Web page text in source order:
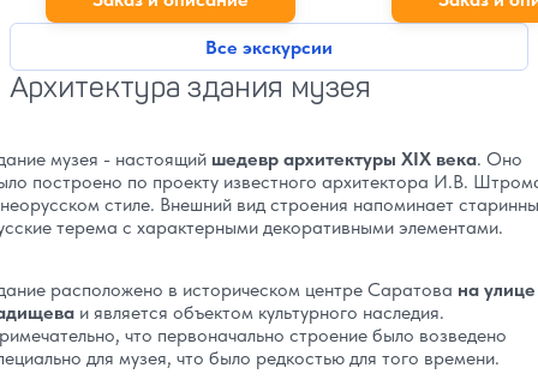
Все экскурсии
Архитектура здания музея
музея - настоящий шедевр архитектуры XIX века. Оно
построено по проекту известного архитектора И.В.
стиле. Внешний вид строения напоминает
терема с характерными декоративными элементами.
расположено в историческом центре Саратова на улице
и является объектом культурного наследия.
что первоначально строение было возведено
для музея, что было редкостью для того времени.